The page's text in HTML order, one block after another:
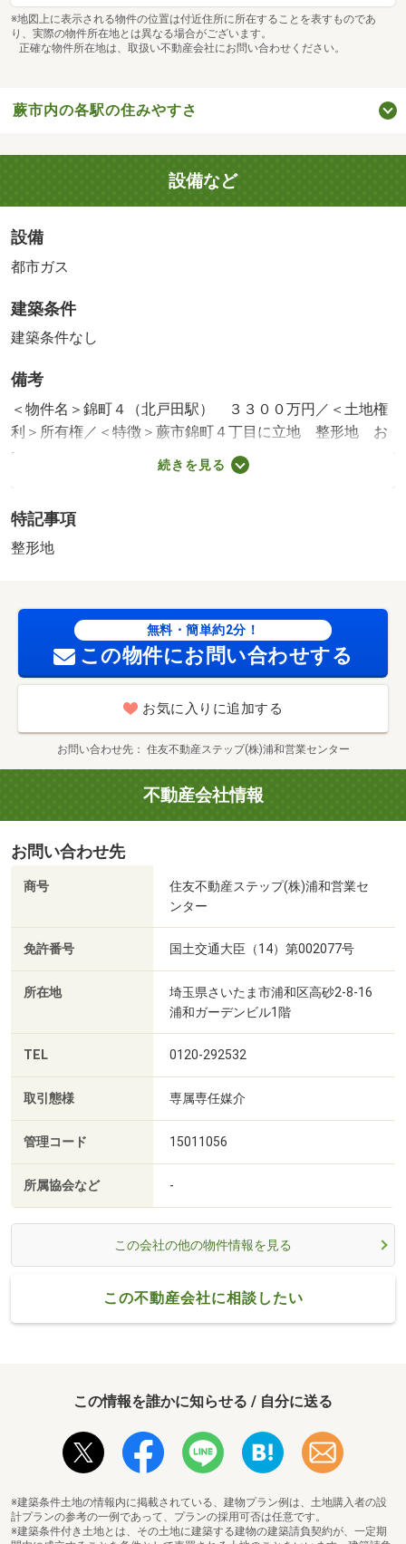
※地図上に表示される物件の位置は付近住所に所在することを表すものであ
り、実際の物件所在地とは異なる場合がございます。
正確な物件所在地は、取扱い不動産会社にお問い合わせください。
蕨市内の各駅の住みやすさ
設備など
設備
都市ガス
建築条件
建築条件なし
備考
＜物件名＞錦町４（北戸田駅） ３３００万円／＜土地権
利＞所有権／＜特徴＞蕨市錦町４丁目に立地 整形地 お
好きなプランで建築できます。、駅まで平坦・整形地・建
築条件なし・都市ガス・小学校 徒歩１０分以内
法令等制限：地勢：平坦
続きを見る
特記事項
整形地
無料・簡単約2分！
この物件にお問い合わせする
お気に入りに追加する
お問い合わせ先 住友不動産ステップ(株)浦和営業センター
不動産会社情報
お問い合わせ先
商号
住友不動産ステップ(株)浦和営業セ
ンター
免許番号 国土交通大臣（14）第002077号
所在地
埼玉県さいたま市浦和区高砂2-8-16
浦和ガーデンビル1階
TEL 0120-292532
取引態様 専属専任媒介
管理コード 15011056
所属協会など -
この会社の他の物件情報を見る
この不動産会社に相談したい
この情報を誰かに知らせる / 自分に送る
※建築条件土地の情報内に掲載されている、建物プラン例は、土地購入者の設
計プランの参考の一例であって、プランの採用可否は任意です。
※建築条件付き土地とは、その土地に建築する建物の建築請負契約が、一定期